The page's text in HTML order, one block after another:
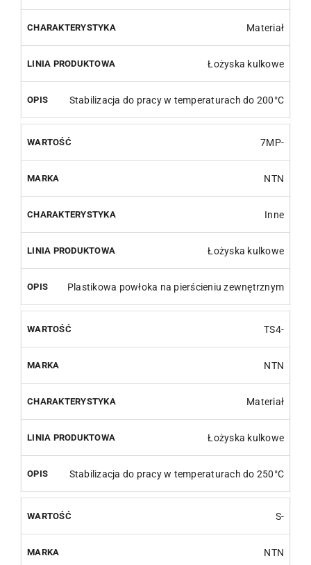
Materiał
Łożyska kulkowe
Stabilizacja do pracy w temperaturach do 200°C
7MP-
NTN
Inne
Łożyska kulkowe
Plastikowa powłoka na pierścieniu zewnętrznym
TS4-
NTN
Materiał
Łożyska kulkowe
Stabilizacja do pracy w temperaturach do 250°C
S-
NTN